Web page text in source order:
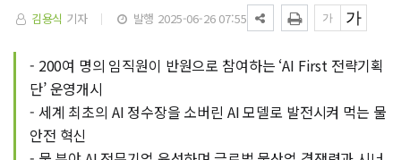
김용식 기자 발행 2025-06-26 07:55
- 200여 명의 임직원이 반원으로 참여하는 ‘AI First 전략기획
단’ 운영개시
- 세계 최초의 AI 정수장을 소버린 AI 모델로 발전시켜 먹는 물
안전 혁신